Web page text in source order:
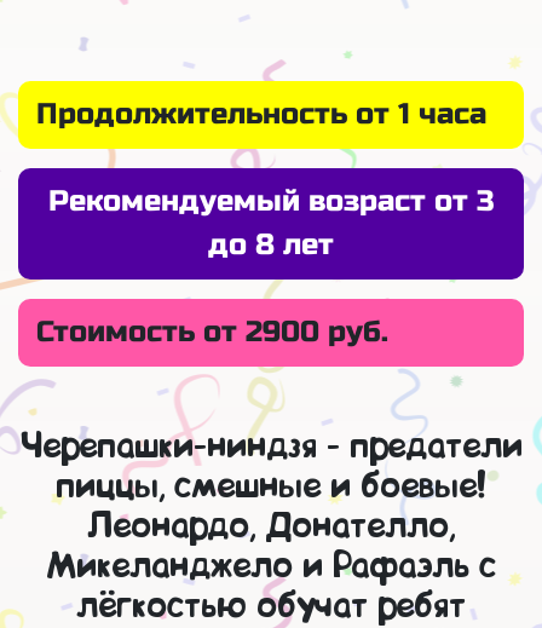
Продолжительность от 1 часа
Рекомендуемый возраст от 3
до 8 лет
Стоимость от 2900 руб.
Черепашки-ниндзя - предатели
пиццы, смешные и боевые!
Леонардо, Донателло,
Микеланджело и Рафаэль с
лёгкостью обучат ребят